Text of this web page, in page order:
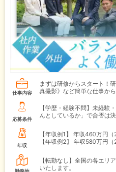
仕事内容
まずは研修からスタート！
真撮影》など簡単な仕事から
応募条件
【学歴・経験不問】未経験
んとしているか」で合否は決
年収
【年収例1】
年収460万円（
【年収例2】
年収580万円（
【転勤なし】全国の各エリ
いたします。